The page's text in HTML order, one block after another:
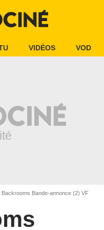
VIDÉOS VOD
Backrooms Bande-annonce (2) VF